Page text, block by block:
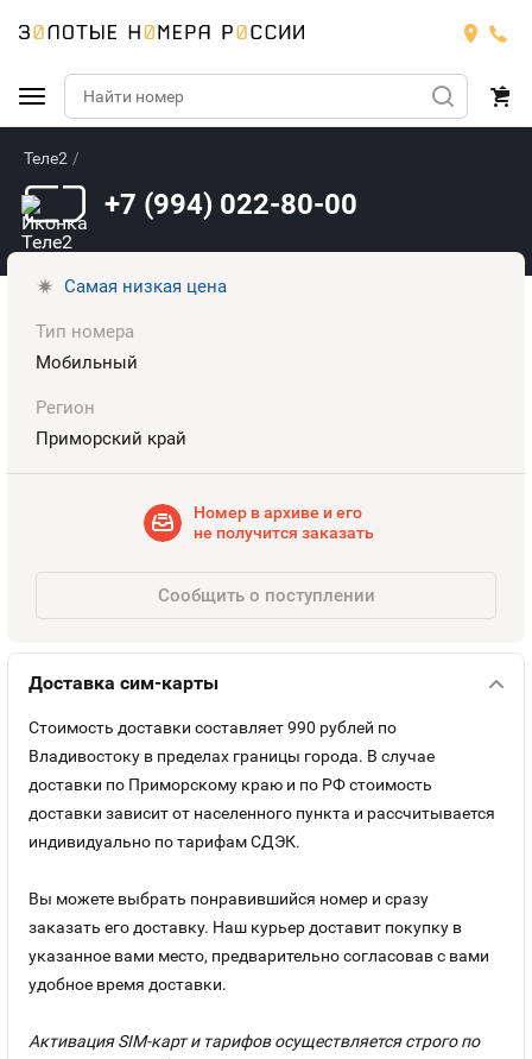
Подобрать номер
МТС
МТС
Номера
Билайн
БИЛАЙН
Номера
Мегафон
МЕГАФОН
Тарифы
Йота
Устройства
Теле2
+7 (994) 022-80-00
Самая низкая цена
Тип номера
Мобильный
Регион
Приморский край
Номер в архиве и его
не получится заказать
Сообщить о поступлении
Доставка сим-карты
Стоимость доставки составляет 990 рублей по
Владивостоку в пределах границы города. В случае
доставки по Приморскому краю и по РФ стоимость
доставки зависит от населенного пункта и рассчитывается
индивидуально по тарифам СДЭК.
Вы можете выбрать понравившийся номер и сразу
заказать его доставку. Наш курьер доставит покупку в
указанное вами место, предварительно согласовав с вами
удобное время доставки.
Активация SIM-карт и тарифов осуществляется строго по